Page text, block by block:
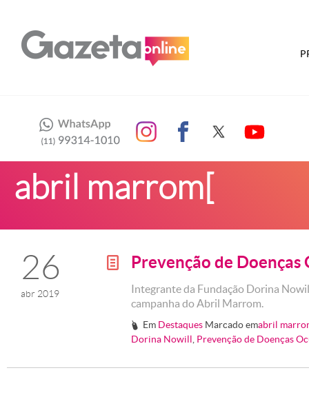
abril marrom[
26
abr 2019
g Prevenção de Doenças
Integrante da Fundação Dorina
campanha do Abril Marrom.
# Em Destaques Marcado emabril
Dorina Nowill Prevenção de Doenças